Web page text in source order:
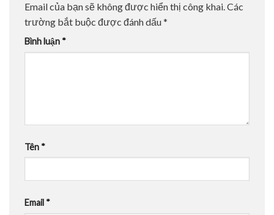
Email của bạn sẽ không được hiển thị công khai.Các
trường bắt buộc được đánh dấu*
Bình luận *
Tên *
Email *